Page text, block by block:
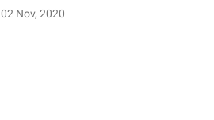
02 Nov, 2020